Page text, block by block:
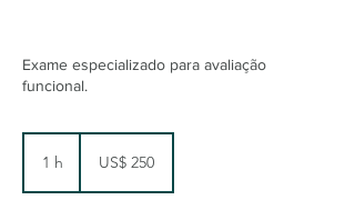
Exame especializado para avaliação
funcional.
1 h
americanos
US$ 250